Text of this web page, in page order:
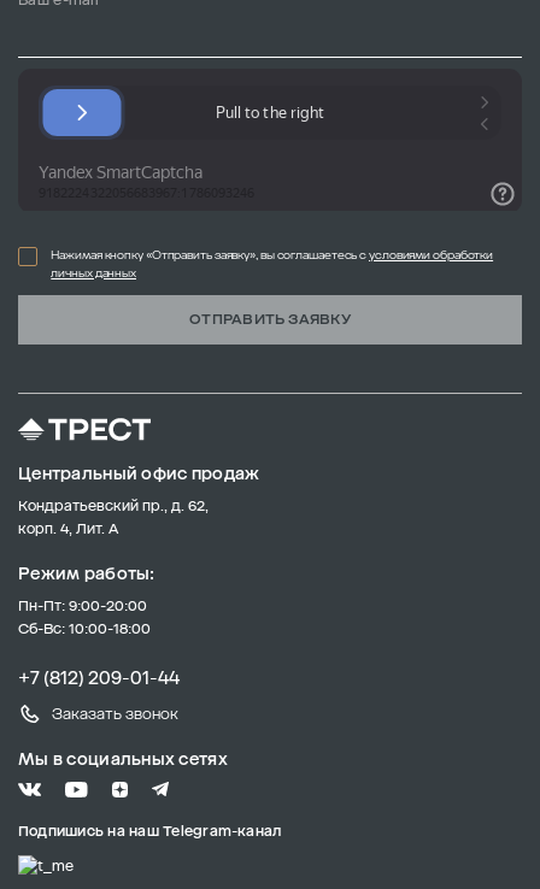
Нажимая кнопку «Отправить заявку», вы соглашаетесь сусловиями обработки
личных данных
ОТПРАВИТЬ ЗАЯВКУ
Центральный офис продаж
Кондратьевский пр., д. 62,
корп. 4, Лит. А
Режим работы:
Пн-Пт: 9:00-20:00
Сб-Вс: 10:00-18:00
+7 (812) 209-01-44
Заказать звонок
Мы в социальных сетях
Подпишись на наш Telegram-канал